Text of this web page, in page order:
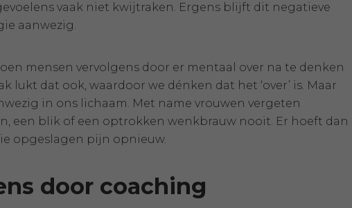
vaak niet kwijtraken. Ergens blijft dit negatieve
aanwezig.
mensen vervolgens door er mentaal over na te denken
lukt dat ook, waardoor we dénken dat het ‘over’ is. Maar
in ons lichaam. Met name vrouwen vergeten
een blik of een optrokken wenkbrauw nooit. Er hoeft dan
opgeslagen pijn opnieuw.
door coaching